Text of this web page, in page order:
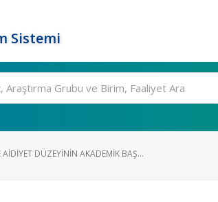
Sistemi
AIDIYET DÜZEYININ AKADEMIK BAŞ...